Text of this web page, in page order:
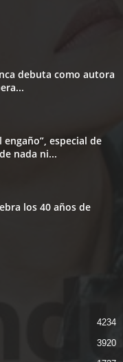
debuta como autora
engaño”, especial de
nada ni...
los 40 años de
4234
3920